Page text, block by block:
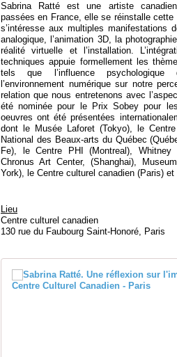
Sabrina Ratté est une artiste
passées en France, elle se réinstalle
s’intéresse aux multiples manifestations
analogique, l’animation 3D, la
réalité virtuelle et l’installation.
techniques appuie formellement les
tels que l’influence psychologique
l’environnement numérique sur notre
relation que nous entretenons avec
été nominée pour le Prix Sobey pour
oeuvres ont été présentées
dont le Musée Laforet (Tokyo), le
National des Beaux-arts du Québec
Fe), le Centre PHI (Montreal),
Chronus Art Center, (Shanghai),
York), le Centre culturel canadien (Paris)
Lieu
Centre culturel canadien
130 rue du Faubourg Saint-Honoré, Paris